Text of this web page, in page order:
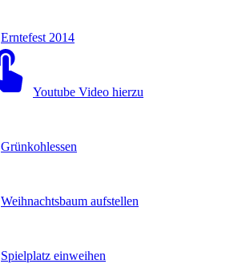
Erntefest 2014
Youtube Video hierzu
Grünkohlessen
Weihnachtsbaum aufstellen
Spielplatz einweihen